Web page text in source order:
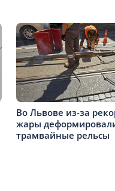
Во Львове из-за
жары
трамвайные рельсы